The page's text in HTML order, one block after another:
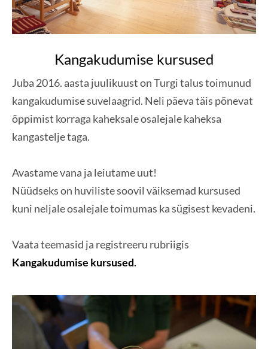
Kangakudumise kursused
Juba 2016. aasta juulikuust on Turgi talus toimunud
kangakudumise suvelaagrid. Neli päeva täis põnevat
õppimist korraga kaheksale osalejale kaheksa
kangastelje taga.
Avastame vana ja leiutame uut!
Nüüdseks on huviliste soovil väiksemad kursused
kuni neljale osalejale toimumas ka sügisest kevadeni.
Vaata teemasid ja registreeru rubriigis
Kangakudumise kursused.